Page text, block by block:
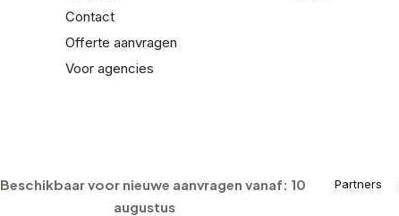
Contact
Offerte aanvragen
Voor agencies
Beschikbaar voor nieuwe aanvragen vanaf: 10
augustus
Partners